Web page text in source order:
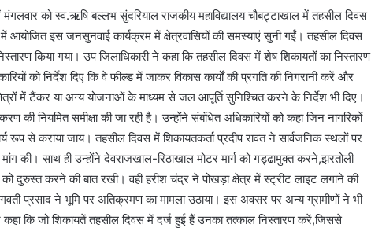
को स्व.ऋषि बल्लभ सुंदरियाल राजकीय महाविद्यालय चौबट्टाखाल में तहसील दिवस
में आयोजित इस जनसुनवाई कार्यक्रम में क्षेत्रवासियों की समस्याएं सुनी गईं। तहसील दिवस
किया गया। उप जिलाधिकारी ने कहा कि तहसील दिवस में शेष शिकायतों का निस्तारण
को निर्देश दिए कि वे फील्ड में जाकर विकास कार्यों की प्रगति की निगरानी करें और
में टैंकर या अन्य योजनाओं के माध्यम से जल आपूर्ति सुनिश्चित करने के निर्देश भी दिए।
की नियमित समीक्षा की जा रही है। उन्होंने संबंधित अधिकारियों को कहा जिन नागरिकों
से कराया जाय। तहसील दिवस में शिकायतकर्ता प्रदीप रावत ने सार्वजनिक स्थलों पर
की। साथ ही उन्होंने देवराजखाल-रिठाखाल मोटर मार्ग को गड्ढामुक्त करने,झरतोली
दुरुस्त करने की बात रखी। वहीं हरीश चंद्र ने पोखड़ा क्षेत्र में स्ट्रीट लाइट लगाने की
प्रसाद ने भूमि पर अतिक्रमण का मामला उठाया। इस अवसर पर अन्य ग्रामीणों ने भी
कहा कि जो शिकायतें तहसील दिवस में दर्ज हुई हैं उनका तत्काल निस्तारण करें,जिससे